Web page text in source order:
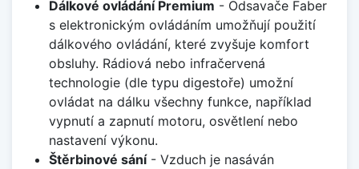
Dálkové ovládání Premium - Odsavače Faber
s elektronickým ovládáním umožňují použití
dálkového ovládání, které zvyšuje komfort
obsluhy. Rádiová nebo infračervená
technologie (dle typu digestoře) umožní
ovládat na dálku všechny funkce, například
vypnutí a zapnutí motoru, osvětlení nebo
nastavení výkonu.
Štěrbinové sání- Vzduch je nasáván